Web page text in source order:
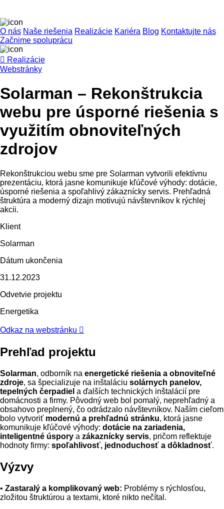
O nás Naše riešenia Realizácie Kariéra Blog Kontaktujte nás
Začnime spoluprácu
 Realizácie
Webstránky
Solarman – Rekonštrukcia
webu pre úsporné riešenia s
využitím obnoviteľných
zdrojov
Rekonštrukciou webu sme pre Solarman vytvorili efektívnu
prezentáciu, ktorá jasne komunikuje kľúčové výhody: dotácie,
úsporné riešenia a spoľahlivý zákaznícky servis. Prehľadná
štruktúra a moderný dizajn motivujú návštevníkov k rýchlej
akcii.
Klient
Solarman
Dátum ukončenia
31.12.2023
Odvetvie projektu
Energetika
Odkaz na webstránku 
Prehľad projektu
Solarman, odborník na energetické riešenia a obnoviteľné
zdroje, sa špecializuje na inštaláciu solárnych panelov,
tepelných čerpadiel a ďalších technických inštalácií pre
domácnosti a firmy. Pôvodný web bol pomalý, neprehľadný a
obsahovo preplnený, čo odrádzalo návštevníkov. Naším cieľom
bolo vytvoriť modernú a prehľadnú stránku, ktorá jasne
komunikuje kľúčové výhody: dotácie na zariadenia,
inteligentné úspory a zákaznícky servis, pričom reflektuje
hodnoty firmy: spoľahlivosť, jednoduchosť a dôkladnosť.
Výzvy
• Zastaralý a komplikovaný web: Problémy s rýchlosťou,
zložitou štruktúrou a textami, ktoré nikto nečítal.